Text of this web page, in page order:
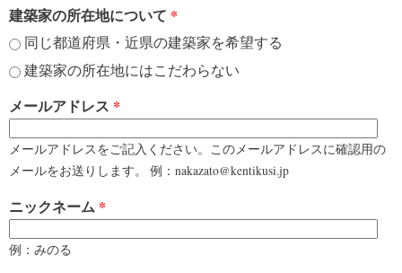
建築家の所在地について *
同じ都道府県・近県の建築家を希望する
建築家の所在地にはこだわらない
メールアドレス *
メールアドレスをご記入ください。このメールアドレスに確認用の
メールをお送りします。 例：nakazato@kentikusi.jp
ニックネーム *
例：みのる